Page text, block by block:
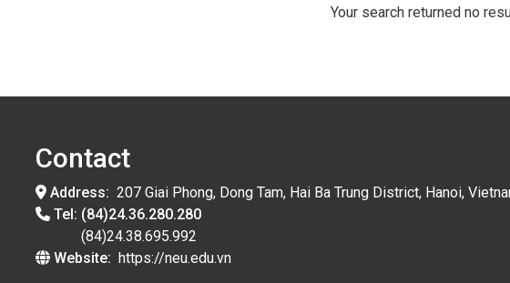
Your search returned no
Contact
Address: 207 Giai Phong, Dong Tam, Hai Ba Trung District, Hanoi,
Tel: (84)24.36.280.280
(84)24.38.695.992
Website: https://neu.edu.vn